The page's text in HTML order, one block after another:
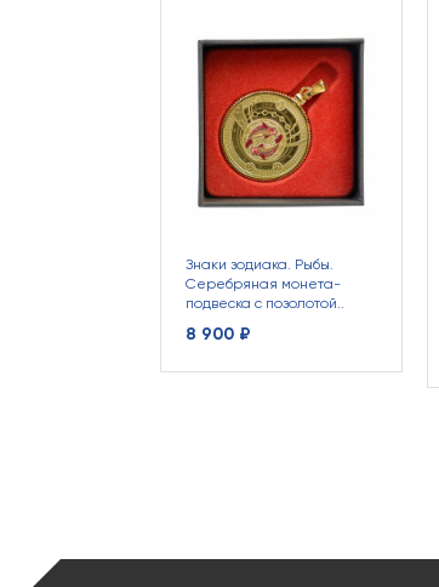
Знаки зодиака. Рыбы.
Серебряная монета-
подвеска с позолотой..
8 900 ₽